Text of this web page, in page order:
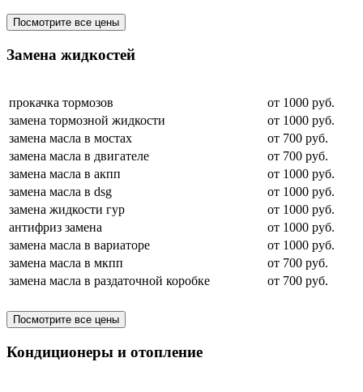
Посмотрите все цены
Замена жидкостей
прокачка тормозов
от 1000 руб.
замена тормозной жидкости
от 1000 руб.
замена масла в мостах
от 700 руб.
замена масла в двигателе
от 700 руб.
замена масла в акпп
от 1000 руб.
замена масла в dsg
от 1000 руб.
замена жидкости гур
от 1000 руб.
антифриз замена
от 1000 руб.
замена масла в вариаторе
от 1000 руб.
замена масла в мкпп
от 700 руб.
замена масла в раздаточной коробке
от 700 руб.
Посмотрите все цены
Кондиционеры и отопление